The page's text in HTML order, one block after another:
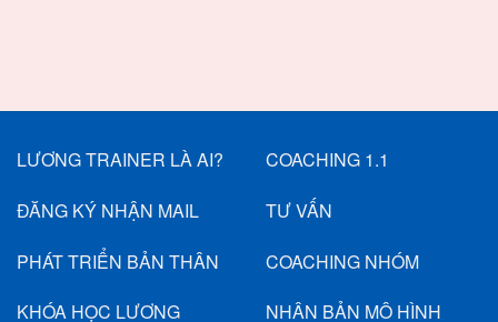
LƯƠNG TRAINER LÀ AI?
ĐĂNG KÝ NHẬN MAIL
PHÁT TRIỂN BẢN THÂN
KHÓA HỌC LƯƠNG
COACHING 1.1
TƯ VẤN
COACHING NHÓM
NHÂN BẢN MÔ HÌNH